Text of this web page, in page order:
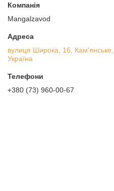
Mangalzavod
вулиця Широка, 16, Кам'янське,
Україна
+380 (73) 960-00-67